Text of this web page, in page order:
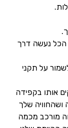
הכל נעשה דרך
לשמור על תקני
אותו בקפידה
שלך
מורכב מכמה